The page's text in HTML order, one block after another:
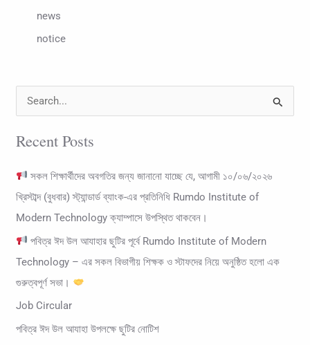
news
notice
a
Recent Posts
সকল শিক্ষার্থীদের অবগতির জন্য জানানো যাচ্ছে যে, আগামী ১০/০৬/২০২৬
খ্রিস্টাব্দ (বুধবার) স্ট্যান্ডার্ড ব্যাংক-এর প্রতিনিধি Rumdo Institute of
Modern Technology ক্যাম্পাসে উপস্থিত থাকবেন।
পবিত্র ঈদ উল আযাহার ছুটির পূর্বে Rumdo Institute of Modern
Technology – এর সকল বিভাগীয় শিক্ষক ও স্টাফদের নিয়ে অনুষ্ঠিত হলো এক
গুরুত্বপূর্ণ সভা।
Job Circular
পবিত্র ঈদ উল আযাহা উপলক্ষে ছুটির নোটিশ